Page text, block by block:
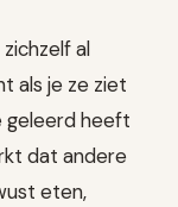
al
als je ze ziet
geleerd heeft
dat andere
eten,